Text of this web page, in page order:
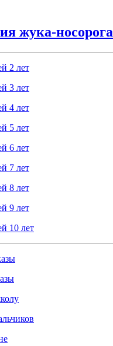
жука-носорога
2 лет
3 лет
4 лет
5 лет
6 лет
7 лет
8 лет
9 лет
10 лет